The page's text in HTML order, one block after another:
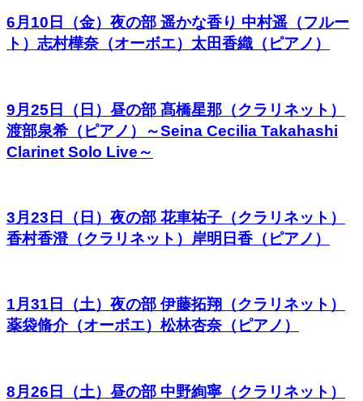
6月10日（金）夜の部 遥かな香り 中村遥（フルー
ト）志村樺奈（オーボエ）太田香織（ピアノ）
9月25日（日）昼の部 髙橋星那（クラリネット）
渡部泉希（ピアノ）～Seina Cecilia Takahashi
Clarinet Solo Live～
3月23日（日）夜の部 花車祐子（クラリネット）
香村香澄（クラリネット）岸明日香（ピアノ）
1月31日（土）夜の部 伊藤拓翔（クラリネット）
薬袋脩介（オーボエ）松林杏奈（ピアノ）
8月26日（土）昼の部 中野絢寧（クラリネット）